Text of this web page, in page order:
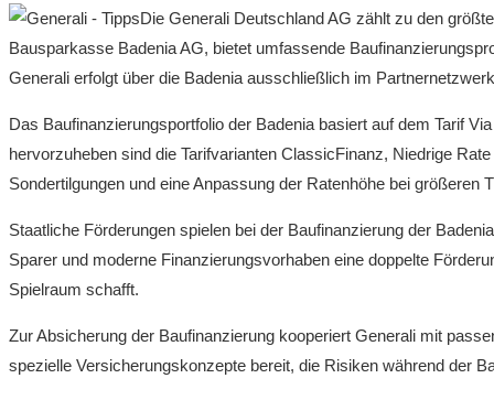
Die Generali Deutschland AG zählt zu den
Bausparkasse Badenia AG, bietet umfassende
Generali erfolgt über die Badenia ausschließlich im
Das Baufinanzierungsportfolio der Badenia basiert auf dem Tarif
hervorzuheben sind die Tarifvarianten ClassicFinanz, Niedrige
Sondertilgungen und eine Anpassung der Ratenhöhe bei größeren
Staatliche Förderungen spielen bei der Baufinanzierung der
Sparer und moderne Finanzierungsvorhaben eine doppelte
Spielraum schafft.
Zur Absicherung der Baufinanzierung kooperiert Generali mit
spezielle Versicherungskonzepte bereit, die Risiken während der